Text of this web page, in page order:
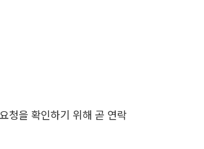
청을 확인하기 위해 곧 연락